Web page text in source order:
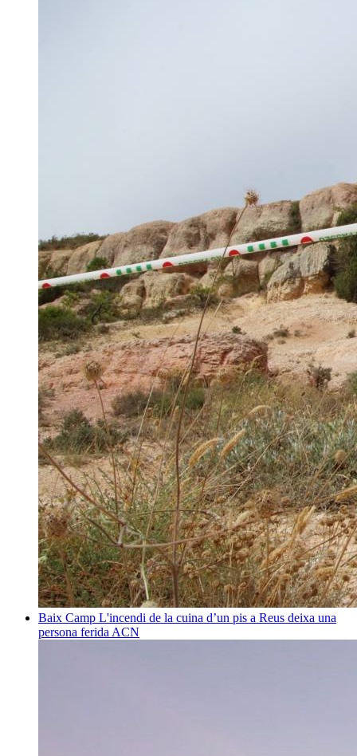
Baix Camp L'incendi de la cuina d’un pis a Reus deixa una
persona ferida ACN